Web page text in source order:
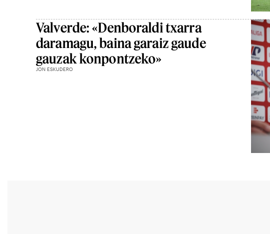
Valverde: «Denboraldi txarra
daramagu, baina garaiz gaude
gauzak konpontzeko»
JON ESKUDERO